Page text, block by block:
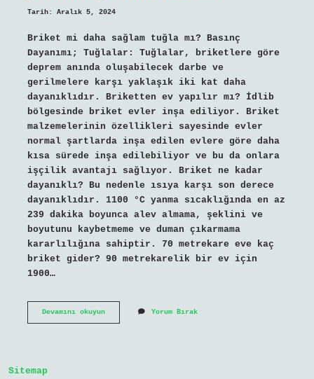
Tarih: Aralık 5, 2024
Briket mi daha sağlam tuğla mı? Basınç
Dayanımı; Tuğlalar: Tuğlalar, briketlere göre
deprem anında oluşabilecek darbe ve
gerilmelere karşı yaklaşık iki kat daha
dayanıklıdır. Briketten ev yapılır mı? İdlib
bölgesinde briket evler inşa ediliyor. Briket
malzemelerinin özellikleri sayesinde evler
normal şartlarda inşa edilen evlere göre daha
kısa sürede inşa edilebiliyor ve bu da onlara
işçilik avantajı sağlıyor. Briket ne kadar
dayanıklı? Bu nedenle ısıya karşı son derece
dayanıklıdır. 1100 °C yanma sıcaklığında en az
239 dakika boyunca alev almama, şeklini ve
boyutunu kaybetmeme ve duman çıkarmama
kararlılığına sahiptir. 70 metrekare eve kaç
briket gider? 90 metrekarelik bir ev için
1900…
Devamını okuyunBriket
Yorum Bırak
Sitemap